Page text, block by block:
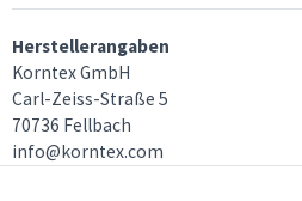
Herstellerangaben
Korntex GmbH
Carl-Zeiss-Straße 5
70736 Fellbach
info@korntex.com